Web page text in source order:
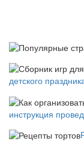
детского
инструкция